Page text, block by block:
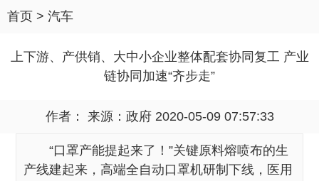
首页 > 汽车
上下游、产供销、大中小企业整体配套协同复工 产业
链协同加速“齐步走”
作者： 来源： 政府2020-05-09 07:57:33
“口罩产能提起来了！”关键原料熔喷布的生
产线建起来，高端全自动口罩机研制下线，医用